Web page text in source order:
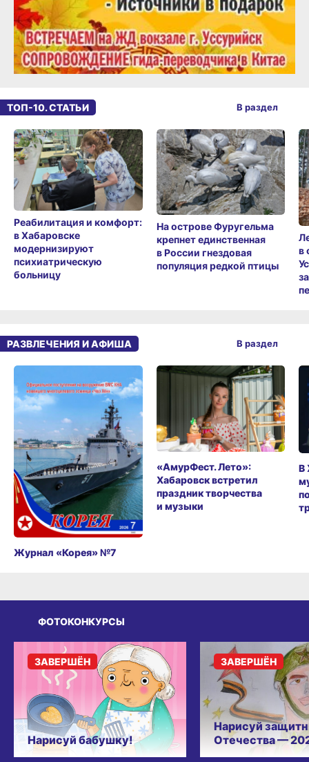
ТОП-10. СТАТЬИ
Реабилитация и комфорт:
в Хабаровске
модернизируют
психиатрическую
больницу
На острове Фуругельма
крепнет единственная
в России гнездовая
популяция редкой птицы
в
В раздел
РАЗВЛЕЧЕНИЯ И АФИША
Журнал «Корея» №7
«АмурФест. Лето»:
Хабаровск встретил
праздник творчества
и музыки
В
В раздел
ФОТОКОНКУРСЫ
Нарисуй бабушку!
ЗАВЕРШЁН
Нарисуй
Отечества —
ЗАВЕРШЁН